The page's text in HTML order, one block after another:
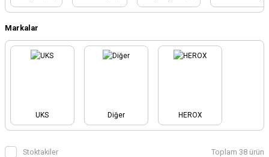
Markalar
UKS Diğer HEROX
Stoktakiler Toplam 38 ürün